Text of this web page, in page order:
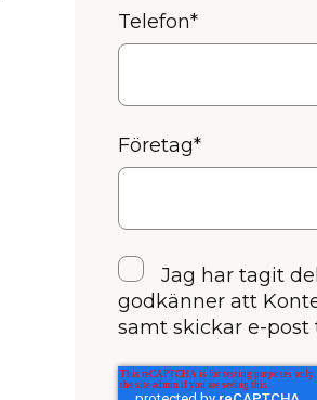
Telefon*
Företag*
Jag har tagit
godkänner att
samt skickar e-post